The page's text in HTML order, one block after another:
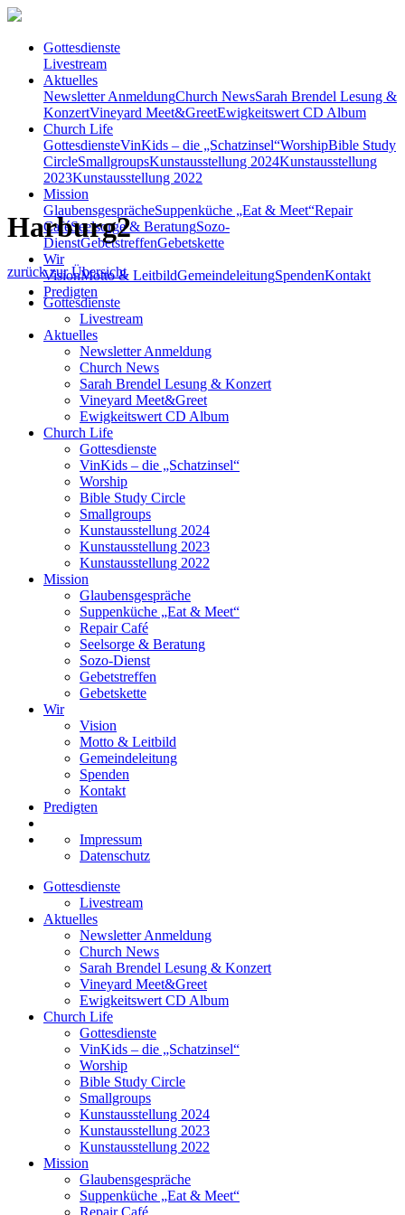
Gottesdienste
Livestream
Aktuelles
Newsletter AnmeldungChurch NewsSarah Brendel Lesung &
KonzertVineyard Meet&GreetEwigkeitswert CD Album
Church Life
GottesdiensteVinKids – die „Schatzinsel“WorshipBible Study
CircleSmallgroupsKunstausstellung 2024Kunstausstellung
2023Kunstausstellung 2022
Mission
GlaubensgesprächeSuppenküche „Eat & Meet“Repair
CaféSeelsorge & BeratungSozo-
DienstGebetstreffenGebetskette
Wir
VisionMotto & LeitbildGemeindeleitungSpendenKontakt
Predigten
Harburg2
zurück zur Übersicht
Gottesdienste
Livestream
Aktuelles
Newsletter Anmeldung
Church News
Sarah Brendel Lesung & Konzert
Vineyard Meet&Greet
Ewigkeitswert CD Album
Church Life
Gottesdienste
VinKids – die „Schatzinsel“
Worship
Bible Study Circle
Smallgroups
Kunstausstellung 2024
Kunstausstellung 2023
Kunstausstellung 2022
Mission
Glaubensgespräche
Suppenküche „Eat & Meet“
Repair Café
Seelsorge & Beratung
Sozo-Dienst
Gebetstreffen
Gebetskette
Wir
Vision
Motto & Leitbild
Gemeindeleitung
Spenden
Kontakt
Predigten
Impressum
Datenschutz
Gottesdienste
Livestream
Aktuelles
Newsletter Anmeldung
Church News
Sarah Brendel Lesung & Konzert
Vineyard Meet&Greet
Ewigkeitswert CD Album
Church Life
Gottesdienste
VinKids – die „Schatzinsel“
Worship
Bible Study Circle
Smallgroups
Kunstausstellung 2024
Kunstausstellung 2023
Kunstausstellung 2022
Mission
Glaubensgespräche
Suppenküche „Eat & Meet“
Repair Café